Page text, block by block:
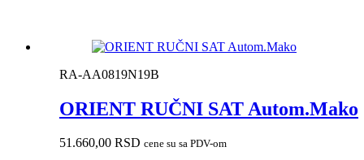
RA-AA0819N19B
ORIENT RUČNI SAT Autom.Mako
51.660,00 RSD cene su sa PDV-om